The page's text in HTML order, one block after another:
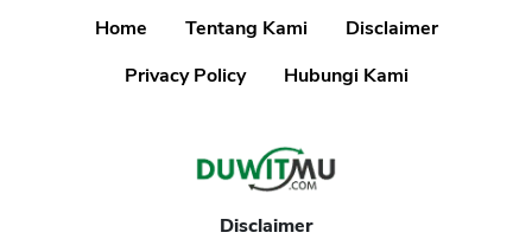
Home Tentang Kami
Disclaimer
Privacy Policy
Hubungi Kami
Disclaimer